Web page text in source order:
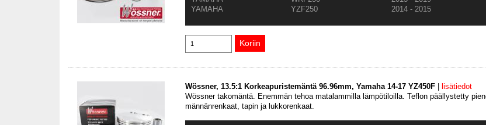
YAMAHA
YZF250 2014 - 2015
Wössner, 13.5:1 Korkeapuristemäntä 96.96mm, Yamaha 14-17 YZ450F
lisätiedot
Wössner takomäntä. Enemmän tehoa matalammilla lämpötiloilla. Teflon päällystetty
männänrenkaat, tapin ja lukkorenkaat.